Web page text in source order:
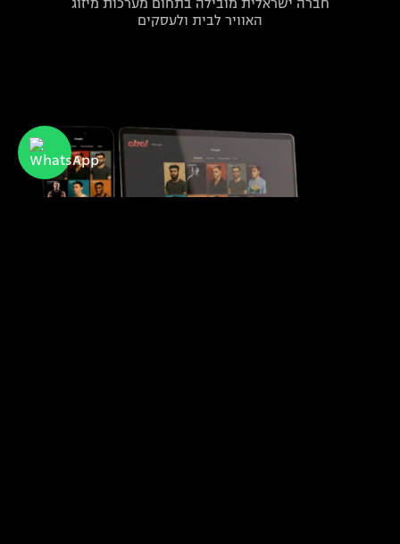
חברה ישראלית מובילה בתחום מערכות מיזוג
האוויר לבית ולעסקים